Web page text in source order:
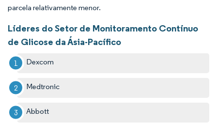
parcela relativamente menor.
Líderes do Setor de Monitoramento Contínuo
de Glicose da Ásia-Pacífico
Dexcom
Medtronic
Abbott